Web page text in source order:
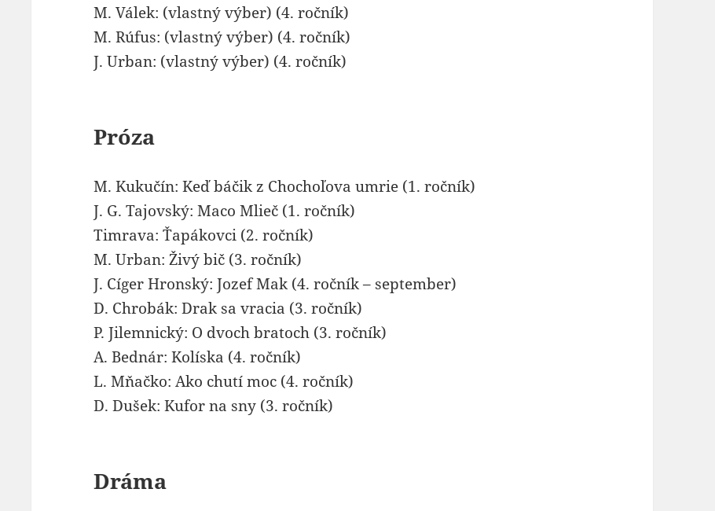
M. Válek: (vlastný výber) (4. ročník)
M. Rúfus: (vlastný výber) (4. ročník)
J. Urban: (vlastný výber) (4. ročník)
Próza
M. Kukučín: Keď báčik z Chochoľova umrie (1. ročník)
J. G. Tajovský: Maco Mlieč (1. ročník)
Timrava: Ťapákovci (2. ročník)
M. Urban: Živý bič (3. ročník)
J. Cíger Hronský: Jozef Mak (4. ročník– september)
D. Chrobák: Drak sa vracia (3. ročník)
P. Jilemnický: O dvoch bratoch (3. ročník)
A. Bednár: Kolíska (4. ročník)
L. Mňačko: Ako chutí moc (4. ročník)
D. Dušek: Kufor na sny (3. ročník)
Dráma